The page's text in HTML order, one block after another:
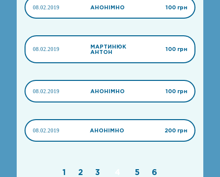
08.02.2019 АНОНІМНО 100 грн
08.02.2019
МАРТИНЮК
АНТОН
100 грн
08.02.2019 АНОНІМНО 100 грн
08.02.2019 АНОНІМНО 200 грн
1 2 3 5 6